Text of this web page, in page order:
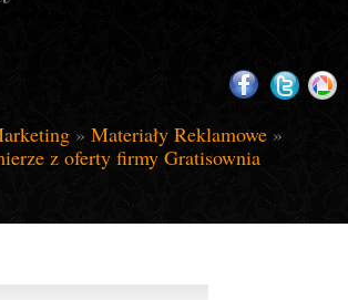
» Materiały Reklamowe »
z oferty firmy Gratisownia